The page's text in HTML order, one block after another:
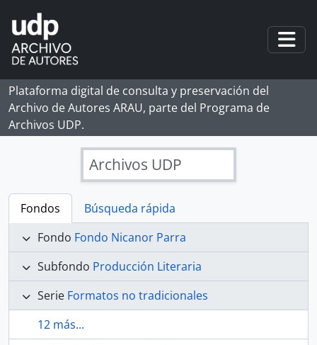
Skip to main content
Plataforma digital de consulta y preservación del
Archivo de Autores ARAU, parte del Programa de
Archivos UDP.
Archivos UDP
Fondos
Búsqueda rápida
Fondo Fondo Nicanor Parra
Subfondo Producción Literaria
Serie Formatos no tradicionales
12 más...